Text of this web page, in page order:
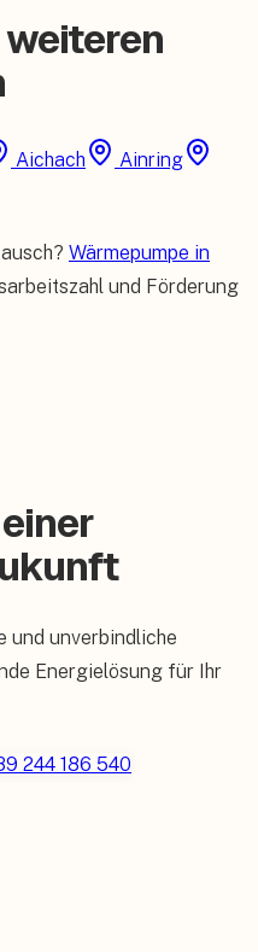
Aichach
Ainring
Wärmepumpe in
und Förderung
und unverbindliche
Energielösung für Ihr
244 186 540